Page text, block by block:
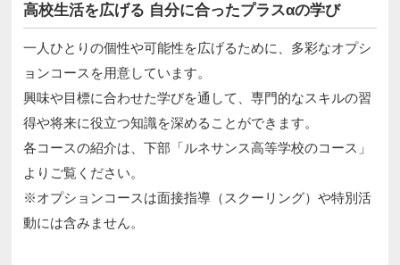
高校生活を広げる 自分に合ったプラスαの学び
一人ひとりの個性や可能性を広げるために、多彩なオプシ
ョンコースを用意しています。
興味や目標に合わせた学びを通して、専門的なスキルの習
得や将来に役立つ知識を深めることができます。
各コースの紹介は、下部「ルネサンス高等学校のコース」
よりご覧ください。
※オプションコースは面接指導（スクーリング）や特別活
動には含みません。